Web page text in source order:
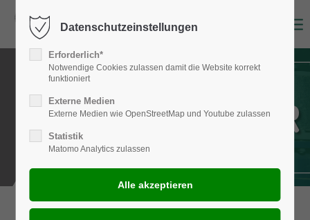
SÄNITÄR
Datenschutzeinstellungen
Erforderlich*
Notwendige Cookies zulassen damit die Website korrekt
funktioniert
Externe Medien
Externe Medien wie OpenStreetMap und Youtube zulassen
Statistik
Matomo Analytics zulassen